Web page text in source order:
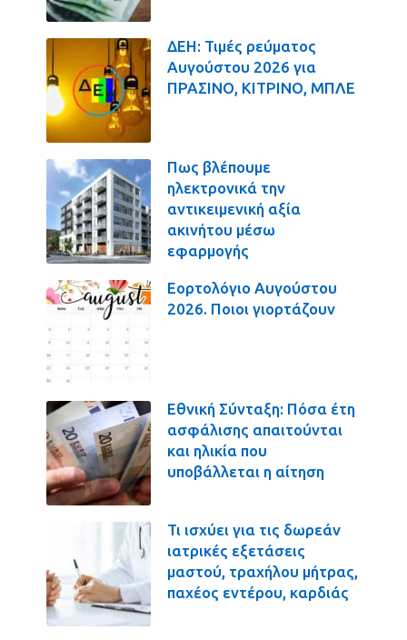
ΔΕΗ: Τιμές ρεύματος
Αυγούστου 2026 για
ΠΡΑΣΙΝΟ, ΚΙΤΡΙΝΟ, ΜΠΛΕ
Πως βλέπουμε
ηλεκτρονικά την
αντικειμενική αξία
ακινήτου μέσω
εφαρμογής
Εορτολόγιο Αυγούστου
2026. Ποιοι γιορτάζουν
Εθνική Σύνταξη: Πόσα έτη
ασφάλισης απαιτούνται
και ηλικία που
υποβάλλεται η αίτηση
Τι ισχύει για τις δωρεάν
ιατρικές εξετάσεις
μαστού, τραχήλου μήτρας,
παχέος εντέρου, καρδιάς